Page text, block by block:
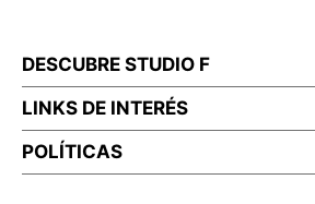
DESCUBRE STUDIO F
LINKS DE INTERÉS
POLÍTICAS